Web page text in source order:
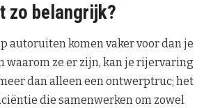
zo belangrijk?
autoruiten komen vaker voor dan je
waarom ze er zijn, kan je rijervaring
dan alleen een ontwerptruc; het
die samenwerken om zowel